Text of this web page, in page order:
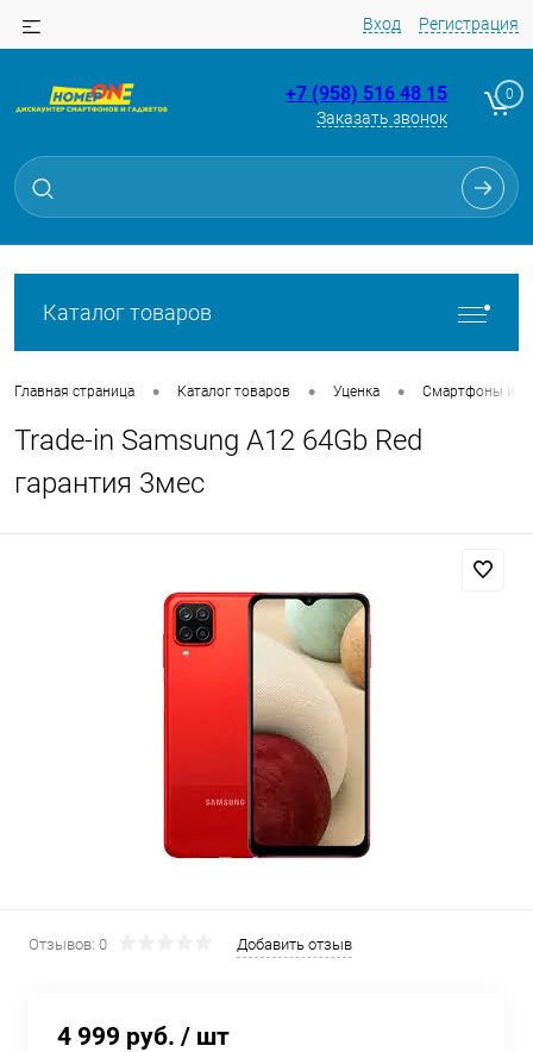
Вход Регистрация
+7 (958) 516 48 15
Заказать звонок
0
Каталог товаров
Главная страница • Каталог товаров • Уценка • Смартфоны из
Trade-in Samsung A12 64Gb Red
гарантия 3мес
Отзывов: 0 Добавить отзыв
4 999 руб. / шт
Для клиентов всех банков
Разбейте
без переплат
Сегодня
в корзину
Оплачивайте сегодня только
% картой любого банка
выбранный способом
по
каждые 2 недели